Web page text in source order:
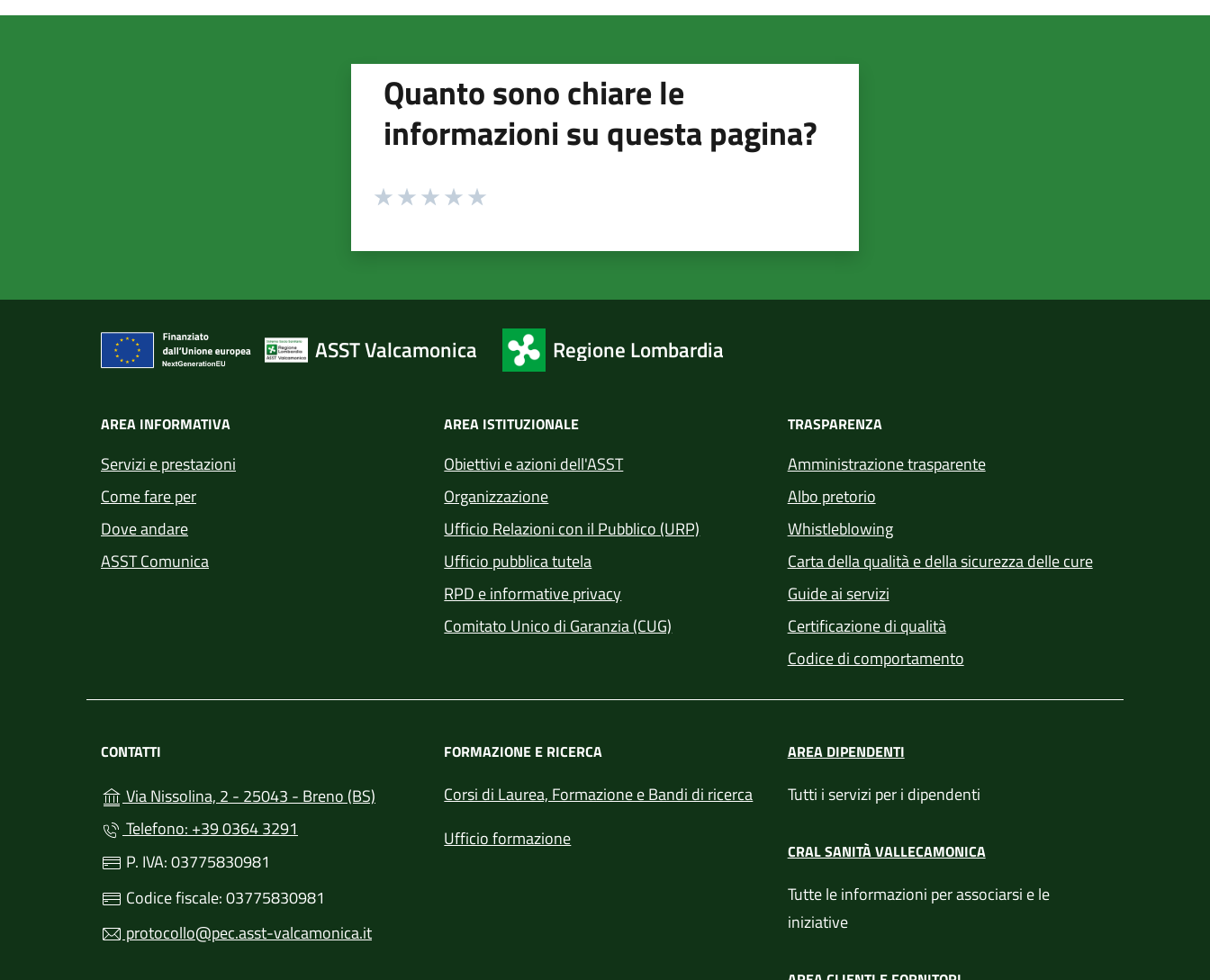
Quanto sono chiare le
informazioni su questa pagina?
Valuta da 1 a 5 stelle la pagina
ASST Valcamonica Regione Lombardia
AREA INFORMATIVA
Servizi e prestazioni
Come fare per
Dove andare
ASST Comunica
AREA ISTITUZIONALE
Obiettivi e azioni dell'ASST
Organizzazione
Ufficio Relazioni con il Pubblico (URP)
Ufficio pubblica tutela
RPD e informative privacy
Comitato Unico di Garanzia (CUG)
TRASPARENZA
Amministrazione trasparente
Albo pretorio
Whistleblowing
Carta della qualità e della sicurezza delle cure
Guide ai servizi
Certificazione di qualità
Codice di comportamento
CONTATTI
Via Nissolina, 2 - 25043 - Breno (BS) (apre in un'altra scheda).
Telefono: +39 0364 3291
P. IVA: 03775830981
Codice fiscale: 03775830981
protocollo@pec.asst-valcamonica.it
FORMAZIONE E RICERCA
Corsi di Laurea, Formazione e Bandi di ricerca
Ufficio formazione
AREA DIPENDENTI
Tutti i servizi per i dipendenti
CRAL SANITÀ VALLECAMONICA
Tutte le informazioni per associarsi e le
iniziative